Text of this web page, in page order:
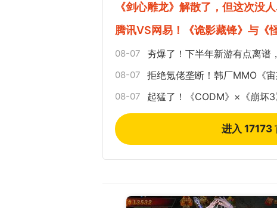
《剑心雕龙》解散了，但这次没
腾讯VS网易！《诡影藏锋》与《
08-07 夯爆了！下半年新游有点离谱
08-07 拒绝氪佬垄断！韩厂MMO《
08-07 起猛了！《CODM》×《崩坏
进入 17173